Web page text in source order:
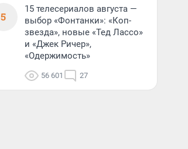
5
15 телесериалов августа —
выбор «Фонтанки»: «Коп-
звезда», новые «Тед Лассо»
и «Джек Ричер»,
«Одержимость»
56 601 27